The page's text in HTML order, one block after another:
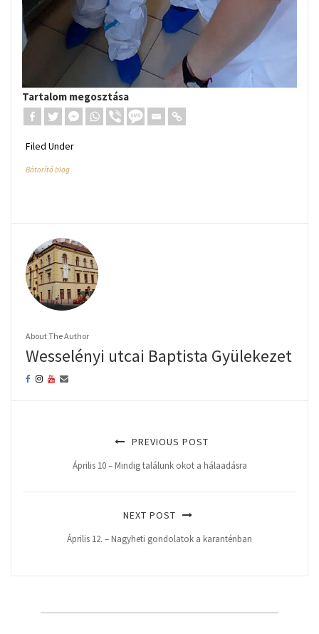
Tartalom megosztása
Filed Under
Bátorító blog
About The Author
Wesselényi utcai Baptista Gyülekezet
PREVIOUS POST
Április 10 – Mindig találunk okot a hálaadásra
NEXT POST
Április 12. – Nagyheti gondolatok a karanténban